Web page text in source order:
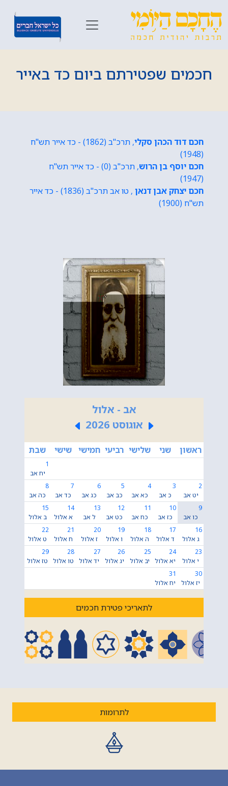
חכמים שפטירתם ביום כד באייר
חכם דוד הכהן סקלי
, תרכ"ב (1862) - כד אייר תש"ח
(1948)
חכם יוסף בן הרוש
, תרכ"ב (0) - כד אייר תש"ח
(1947)
חכם יצחק אבן דנאן
, טו אב תרכ"ב (1836) - כד אייר
תש"ח (1900)
אב - אלול
אוגוסט 2026
ראשון שני שלישי רביעי חמישי שישי שבת
1
יח אב
2
יט אב
3
כ אב
4
כא אב
5
כב אב
6
כג אב
7
כד אב
8
כה אב
9
כו אב
10
כז אב
11
כח אב
12
כט אב
13
ל אב
14
א אלול
15
ב אלול
16
ג אלול
17
ד אלול
18
ה אלול
19
ו אלול
20
ז אלול
21
ח אלול
22
ט אלול
23
י אלול
24
יא אלול
25
יב אלול
26
יג אלול
27
יד אלול
28
טו אלול
29
טז אלול
30
יז אלול
31
יח אלול
לתאריכי פטירת חכמים
לתרומות